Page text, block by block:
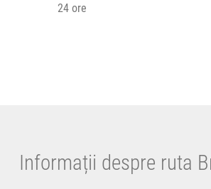
24 ore
Informații despre ruta